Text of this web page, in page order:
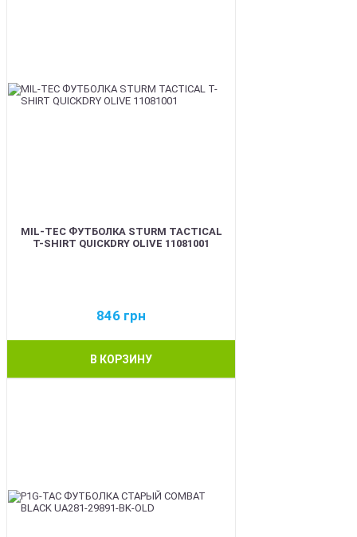
MIL-TEC ФУТБОЛКА STURM TACTICAL
T-SHIRT QUICKDRY OLIVE 11081001
846 грн
В КОРЗИНУ